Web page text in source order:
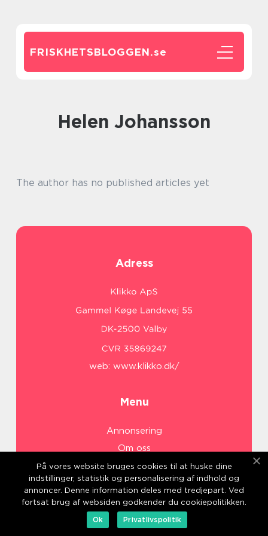
FRISKHETSBLOGGEN.se
Helen Johansson
The author has no published articles yet
Adress
web: www.klikko.dk/
Menu
Annonsering
Om oss
Cookies
Kontakta oss
Sitemap
På vores website bruges cookies til at huske dine
indstillinger, statistik og personalisering af indhold og
annoncer. Denne information deles med tredjepart. Ved
fortsat brug af websiden godkender du cookiepolitikken.
Ok
Privatlivspolitik